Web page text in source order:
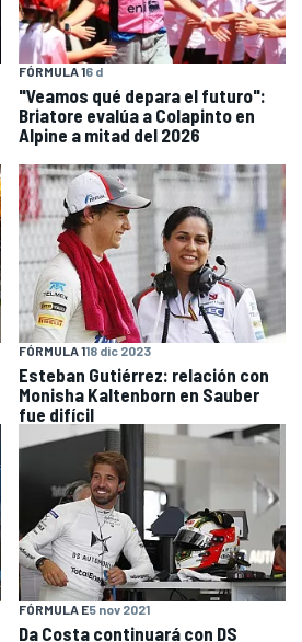
FÓRMULA 16 d
"Veamos qué depara el futuro":
Briatore evalúa a Colapinto en
Alpine a mitad del 2026
FÓRMULA 118 dic 2023
Esteban Gutiérrez: relación con
Monisha Kaltenborn en Sauber
fue difícil
FÓRMULA E5 nov 2021
Da Costa continuará con DS